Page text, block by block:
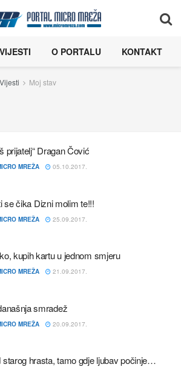
O PORTALU KONTAKT
Vijesti Moj stav
prijatelj“ Dragan Čović
MREŽA 05.10.2017.
se čika Dizni molim te!!!
MREŽA 25.09.2017.
kupih kartu u jednom smjeru
MREŽA 21.09.2017.
smradež
MREŽA 20.09.2017.
starog hrasta, tamo gdje ljubav počinje…